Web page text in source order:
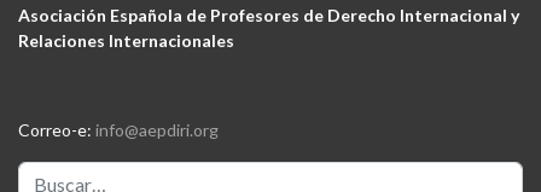
Asociación Española de Profesores de Derecho Internacional y
Relaciones Internacionales
Correo-e: info@aepdiri.org
Buscar